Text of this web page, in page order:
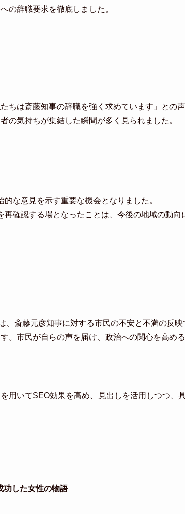
の辞職要求を徹底しました。
ちは斎藤知事の辞職を強く求めています」との
の気持ちが集結した瞬間が多く見られました。
な意見を示す重要な機会となりました。
確認する場となったことは、今後の地域の動向
、斎藤元彦知事に対する市民の不安と不満の反
。市民が自らの声を届け、政治への関心を高め
用いてSEO効果を高め、見出しを活用しつつ、
功した女性の物語